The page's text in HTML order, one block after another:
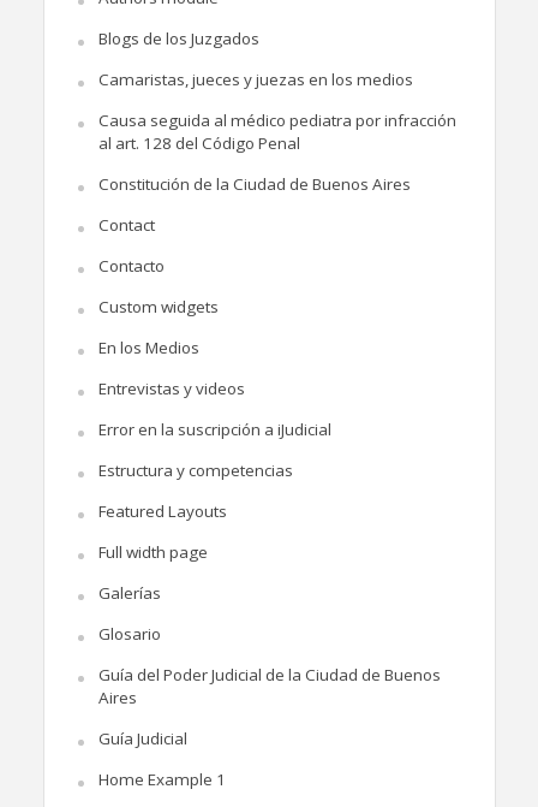
Blogs de los Juzgados
Camaristas, jueces y juezas en los medios
Causa seguida al médico pediatra por infracción
al art. 128 del Código Penal
Constitución de la Ciudad de Buenos Aires
Contact
Contacto
Custom widgets
En los Medios
Entrevistas y videos
Error en la suscripción a iJudicial
Estructura y competencias
Featured Layouts
Full width page
Galerías
Glosario
Guía del Poder Judicial de la Ciudad de Buenos
Aires
Guía Judicial
Home Example 1